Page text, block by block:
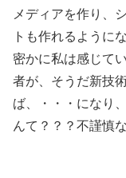
メディアを作り、
トも作れるように
密かに私は感じて
者が、そうだ新技
ば、・・・になり
んて？？？不謹慎